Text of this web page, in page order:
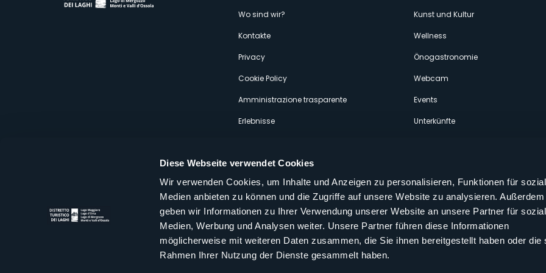
Diese Webseite verwendet Cookies
Wir verwenden Cookies, um Inhalte und Anzeigen zu personalisieren, Funktionen für
Medien anbieten zu können und die Zugriffe auf unsere Website zu analysieren. Außerdem
geben wir Informationen zu Ihrer Verwendung unserer Website an unsere Partner für
Medien, Werbung und Analysen weiter. Unsere Partner führen diese Informationen
möglicherweise mit weiteren Daten zusammen, die Sie ihnen bereitgestellt haben oder die
Rahmen Ihrer Nutzung der Dienste gesammelt haben.
secondario
Wo sind wir?
Kontakte
Privacy
Cookie Policy
Amministrazione trasparente
Erlebnisse
Kunst und Kultur
Wellness
Önogastronomie
Webcam
Events
Unterkünfte
Distretto Turistico dei Laghi Scrl
Sede legale e operativa: Corso Italia 26 - 28838 Stresa VB - Italy
infoturismo@distrettolaghi.itedistrettolaghi@legalmail.it
Folgen Sie uns auf unseren